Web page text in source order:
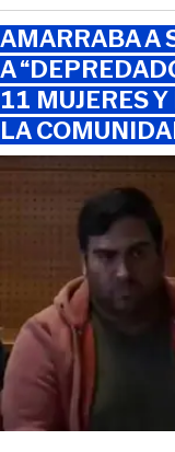
AMARRABA A
A
11 MUJERES
LA